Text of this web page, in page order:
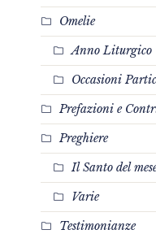
Omelie
Anno Liturgico
Occasioni
Prefazioni e
Preghiere
Il Santo del
Varie
Testimonianze